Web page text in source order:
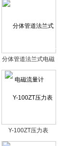
分体管道法兰式电磁
流量计
Y-100ZT压力表